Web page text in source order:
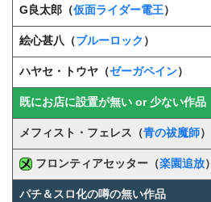
G良太郎（仮面ライダー電王）
絵心甚八（ブルーロック ）
ハヤセ・トウヤ（ゼーガペイン）
既にお店に設置が無い or 少ない作品
メフィスト・フェレス（青の祓魔師）
フロンティアセッター（楽園追放）
パチ＆スロ化の噂の無い作品